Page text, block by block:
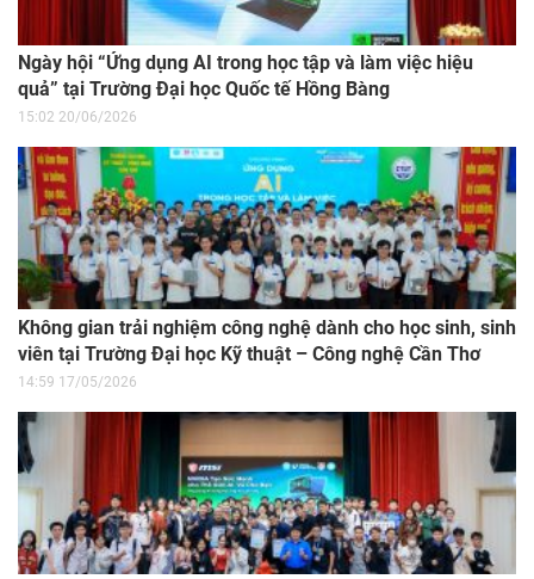
Ngày hội “Ứng dụng AI trong học tập và làm việc hiệu
quả” tại Trường Đại học Quốc tế Hồng Bàng
15:02 20/06/2026
Không gian trải nghiệm công nghệ dành cho học sinh, sinh
viên tại Trường Đại học Kỹ thuật – Công nghệ Cần Thơ
14:59 17/05/2026